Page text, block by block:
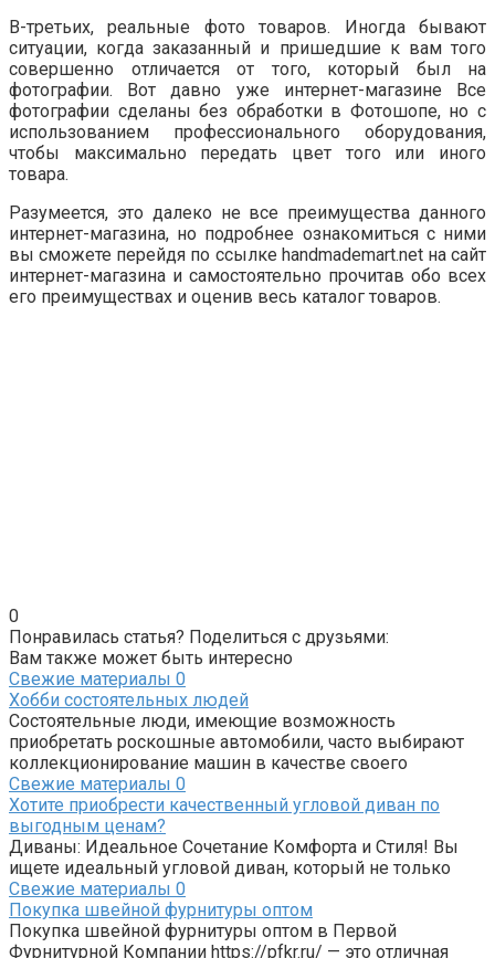
В-третьих, реальные фото товаров. Иногда бывают
ситуации, когда заказанный и пришедшие к вам того
совершенно отличается от того, который был на
фотографии. Вот давно уже интернет-магазине Все
фотографии сделаны без обработки в Фотошопе, но с
использованием профессионального оборудования,
чтобы максимально передать цвет того или иного
товара.
Разумеется, это далеко не все преимущества данного
интернет-магазина, но подробнее ознакомиться с ними
вы сможете перейдя по ссылке handmademart.net на сайт
интернет-магазина и самостоятельно прочитав обо всех
его преимуществах и оценив весь каталог товаров.
0
Понравилась статья? Поделиться с друзьями:
Вам также может быть интересно
Свежие материалы 0
Хобби состоятельных людей
Состоятельные люди, имеющие возможность
приобретать роскошные автомобили, часто выбирают
коллекционирование машин в качестве своего
Свежие материалы 0
Хотите приобрести качественный угловой диван по
выгодным ценам?
Диваны: Идеальное Сочетание Комфорта и Стиля! Вы
ищете идеальный угловой диван, который не только
Свежие материалы 0
Покупка швейной фурнитуры оптом
Покупка швейной фурнитуры оптом в Первой
Фурнитурной Компании https://pfkr.ru/ — это отличная